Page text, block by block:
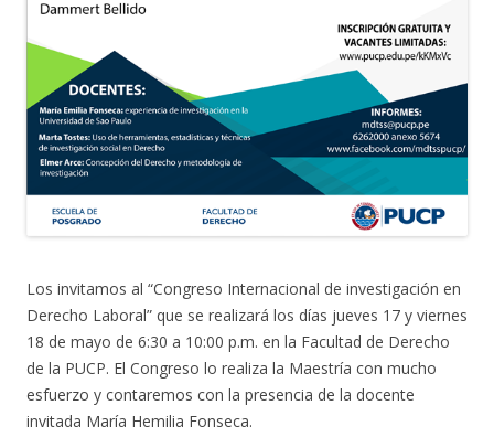
Los invitamos al “Congreso Internacional de investigación en
Derecho Laboral” que se realizará los días jueves 17 y viernes
18 de mayo de 6:30 a 10:00 p.m. en la Facultad de Derecho
de la PUCP. El Congreso lo realiza la Maestría con mucho
esfuerzo y contaremos con la presencia de la docente
invitada María Hemilia Fonseca.